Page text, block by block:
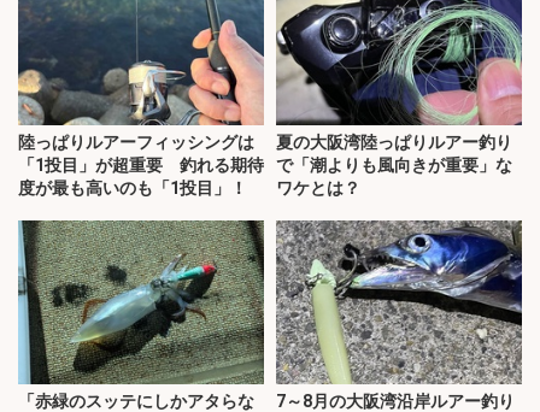
陸っぱりルアーフィッシングは
「1投目」が超重要 釣れる期待
度が最も高いのも「1投目」！
夏の大阪湾陸っぱりルアー釣り
で「潮よりも風向きが重要」な
ワケとは？
「赤緑のスッテにしかアタらな
7～8月の大阪湾沿岸ルアー釣り